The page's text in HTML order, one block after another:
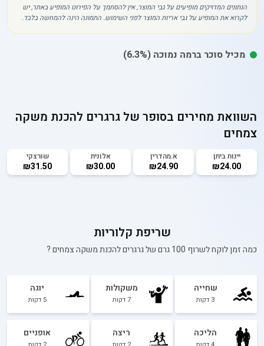
הנתונים המדויקים מופיעים על גבי המוצר, אין להסתמך על הפירוט המופיע באתר, יש
לקרוא את המופיע על גבי אריזת המוצר לפני השימוש. התמונה הינה להמחשה בלבד.
מכיל סוכר ברמה נמוכה (6.3%)
השוואת מחירים בסופר של גרגרים להכנת משקה
צמחים
יינות ביתן
₪24.00
א.מהדרין
₪24.90
אלונית
₪30.00
שורצקי
₪31.50
שריפת קלוריות
כמה זמן לוקח לשרוף 100 גרם של גרגרים להכנת משקה צמחים?
שחייה
3 דקות
משקולות
7דקות
יוגה
5 דקות
הליכה ריצה אופניים